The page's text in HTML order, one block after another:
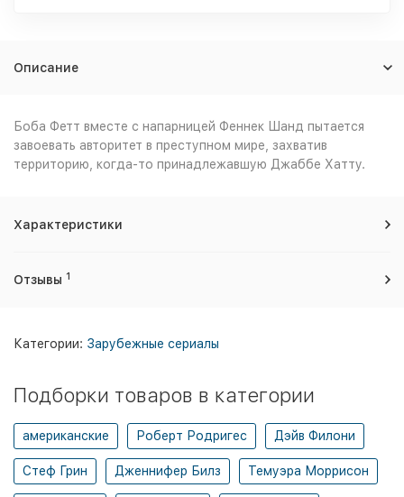
Описание
Боба Фетт вместе с напарницей Феннек Шанд пытается
завоевать авторитет в преступном мире, захватив
территорию, когда-то принадлежавшую Джаббе Хатту.
Характеристики
Отзывы 1
Категории: Зарубежные сериалы
Подборки товаров в категории
американские Роберт Родригес Дэйв Филони
Стеф Грин Дженнифер Билз Темуэра Моррисон